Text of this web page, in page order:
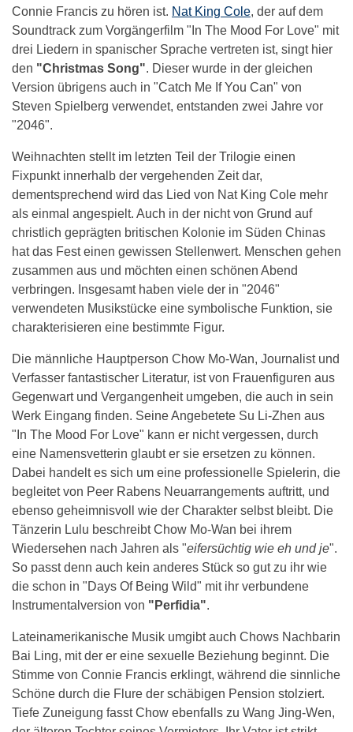
Connie Francis zu hören ist. Nat King Cole, der auf dem
Soundtrack zum Vorgängerfilm "In The Mood For Love" mit
drei Liedern in spanischer Sprache vertreten ist, singt hier
den "Christmas Song". Dieser wurde in der gleichen
Version übrigens auch in "Catch Me If You Can" von
Steven Spielberg verwendet, entstanden zwei Jahre vor
"2046".
Weihnachten stellt im letzten Teil der Trilogie einen
Fixpunkt innerhalb der vergehenden Zeit dar,
dementsprechend wird das Lied von Nat King Cole mehr
als einmal angespielt. Auch in der nicht von Grund auf
christlich geprägten britischen Kolonie im Süden Chinas
hat das Fest einen gewissen Stellenwert. Menschen gehen
zusammen aus und möchten einen schönen Abend
verbringen. Insgesamt haben viele der in "2046"
verwendeten Musikstücke eine symbolische Funktion, sie
charakterisieren eine bestimmte Figur.
Die männliche Hauptperson Chow Mo-Wan, Journalist und
Verfasser fantastischer Literatur, ist von Frauenfiguren aus
Gegenwart und Vergangenheit umgeben, die auch in sein
Werk Eingang finden. Seine Angebetete Su Li-Zhen aus
"In The Mood For Love" kann er nicht vergessen, durch
eine Namensvetterin glaubt er sie ersetzen zu können.
Dabei handelt es sich um eine professionelle Spielerin, die
begleitet von Peer Rabens Neuarrangements auftritt, und
ebenso geheimnisvoll wie der Charakter selbst bleibt. Die
Tänzerin Lulu beschreibt Chow Mo-Wan bei ihrem
Wiedersehen nach Jahren als "eifersüchtig wie eh und je".
So passt denn auch kein anderes Stück so gut zu ihr wie
die schon in "Days Of Being Wild" mit ihr verbundene
Instrumentalversion von " Perfidia".
Lateinamerikanische Musik umgibt auch Chows Nachbarin
Bai Ling, mit der er eine sexuelle Beziehung beginnt. Die
Stimme von Connie Francis erklingt, während die sinnliche
Schöne durch die Flure der schäbigen Pension stolziert.
Tiefe Zuneigung fasst Chow ebenfalls zu Wang Jing-Wen,